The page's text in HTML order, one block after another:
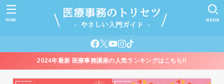
SEARCH
MENU
2024年最新 医療事務講座の人気ランキングはこちら!!